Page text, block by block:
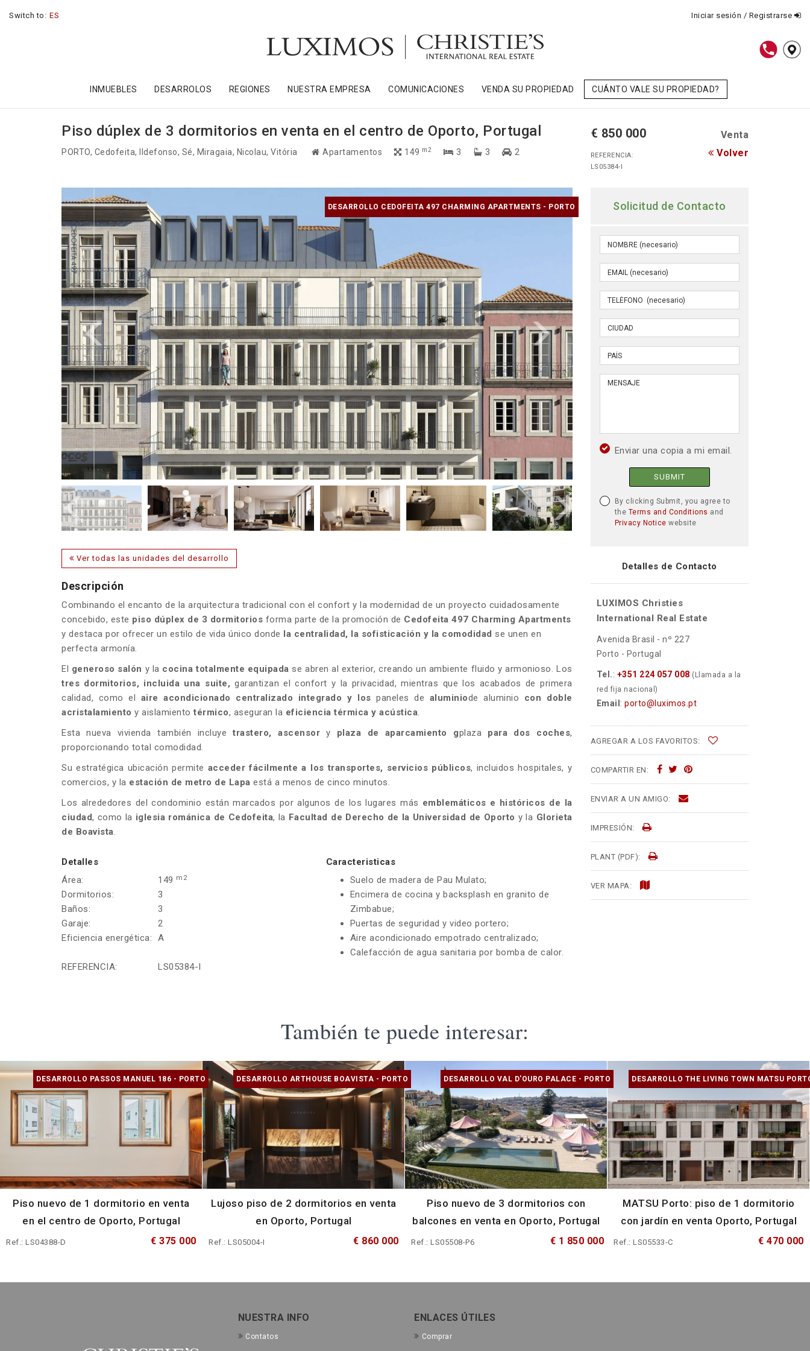
Switch to: ES Iniciar sesión / Registrarse
INMUEBLES DESARROLOS REGIONES NUESTRA EMPRESA COMUNICACIONES VENDA SU PROPIEDAD CUÁNTO VALE SU PROPIEDAD?
Piso dúplex de 3 dormitorios en venta en el centro de Oporto, Portugal
PORTO, Cedofeita, Ildefonso, Sé, Miragaia, Nicolau, Vitória Apartamentos 149 m2 3 3 2
€ 850 000 Venta
REFERENCIA:
LS05384-I
Volver
DESARROLLO CEDOFEITA 497 CHARMING APARTMENTS - PORTO
Ver todas las unidades del desarrollo
Descripción
Combinando el encanto de la arquitectura tradicional con el confort y la modernidad de un proyecto cuidadosamente
concebido, este piso dúplex de 3 dormitorios forma parte de la promoción de Cedofeita 497 Charming Apartments
y destaca por ofrecer un estilo de vida único donde la centralidad, la sofisticación y la comodidad se unen en
perfecta armonía.
El generoso salón y la cocina totalmente equipada se abren al exterior, creando un ambiente fluido y armonioso. Los
tres dormitorios, incluida una suite, garantizan el confort y la privacidad, mientras que los acabados de primera
calidad, como el aire acondicionado centralizado integrado y lospaneles de aluminiode aluminio con doble
acristalamiento y aislamiento térmico, aseguran la eficiencia térmica y acústica.
Esta nueva vivienda también incluyetrastero, ascensor y plaza de aparcamiento gplaza para dos coches,
proporcionando total comodidad.
Su estratégica ubicación permite acceder fácilmente a los transportes, servicios públicos, incluidos hospitales, y
comercios, y la estación de metro de Lapa está a menos de cinco minutos.
Los alrededores del condominio están marcados por algunos de los lugares más emblemáticos e históricos de la
ciudad, como la iglesia románica de Cedofeita, la Facultad de Derecho de la Universidad de Oporto y la Glorieta
de Boavista.
Detalles
Área:
149 m2
Dormitorios:
3
Baños:
3
Garaje:
2
Eficiencia energética:
A
REFERENCIA: LS05384-I
Caracteristicas
Suelo de madera de Pau Mulato;
Encimera de cocina y backsplash en granito de
Zimbabue;
Puertas de seguridad y video portero;
Aire acondicionado empotrado centralizado;
Calefacción de agua sanitaria por bomba de calor.
Solicitud de Contacto
Enviar una copia a mi email.
SUBMIT
By clicking Submit, you agree to
the Terms and Conditions and
Privacy Notice website
Detalles de Contacto
LUXIMOS Christies
International Real Estate
Avenida Brasil - nº 227
Porto - Portugal
Tel.: +351 224 057 008 (Llamada a la
red fija nacional)
Email : porto@luximos.pt
AGREGAR A LOS FAVORITOS:
COMPARTIR EN:
ENVIAR A UN AMIGO:
IMPRESIÓN:
PLANT (PDF):
VER MAPA:
También te puede interesar:
DESARROLLO PASSOS MANUEL 186 - PORTO
Piso nuevo de 1 dormitorio en venta
en el centro de Oporto, Portugal
Ref.: LS04388-D € 375 000
DESARROLLO ARTHOUSE BOAVISTA - PORTO
Lujoso piso de 2 dormitorios en venta
en Oporto, Portugal
Ref.: LS05004-I € 860 000
DESARROLLO VAL D'OURO PALACE - PORTO
Piso nuevo de 3 dormitorios con
balcones en venta en Oporto, Portugal
Ref.: LS05508-P6 € 1 850 000
DESARROLLO THE LIVING TOWN MATSU
MATSU Porto: piso de 1 dormitorio
con jardín en venta Oporto, Portugal
Ref.: LS05533-C € 470 000
NUESTRA INFO
Contatos
ENLACES ÚTILES
Comprar